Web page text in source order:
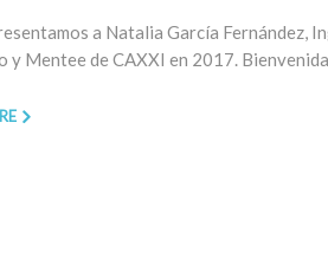
a Natalia García Fernández,
y Mentee de CAXXI en 2017.